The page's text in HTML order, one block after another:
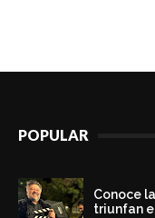
POPULAR
Conoce
triunfan